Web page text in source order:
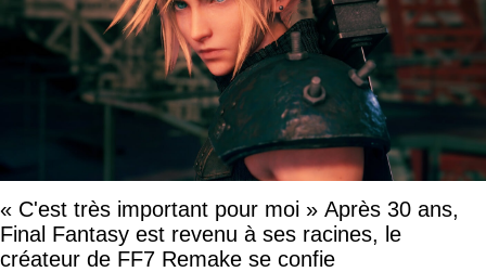
« C'est très important pour moi » Après 30 ans,
Final Fantasy est revenu à ses racines, le
créateur de FF7 Remake se confie